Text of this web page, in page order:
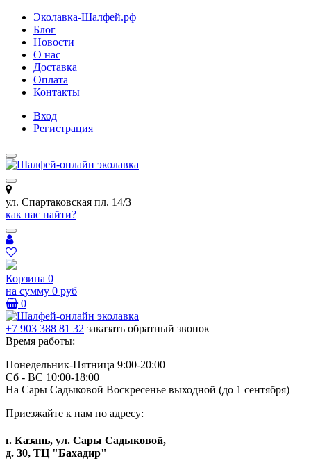
Эколавка-Шалфей.рф
Блог
Новости
О нас
Доставка
Оплата
Контакты
Вход
Регистрация
ул. Спартаковская пл. 14/3
как нас найти?
Корзина 0
на сумму 0 руб
0
+7 903 388 81 32 заказать обратный звонок
Время работы:
Понедельник-Пятница 9:00-20:00
Сб - ВС 10:00-18:00
На Сары Садыковой Воскресенье выходной (до 1 сентября)
Приезжайте к нам по адресу:
г. Казань, ул. Сары Садыковой,
д. 30, ТЦ "Бахадир"